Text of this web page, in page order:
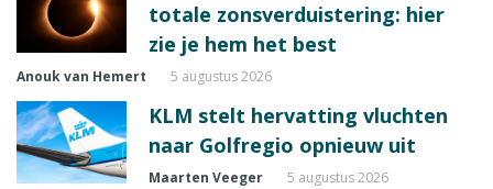
totale zonsverduistering: hier
zie je hem het best
Anouk van Hemert 5 augustus 2026
KLM stelt hervatting vluchten
naar Golfregio opnieuw uit
Maarten Veeger 5 augustus 2026